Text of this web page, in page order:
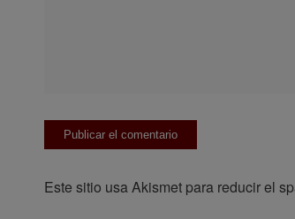
Este sitio usa Akismet para reducir el